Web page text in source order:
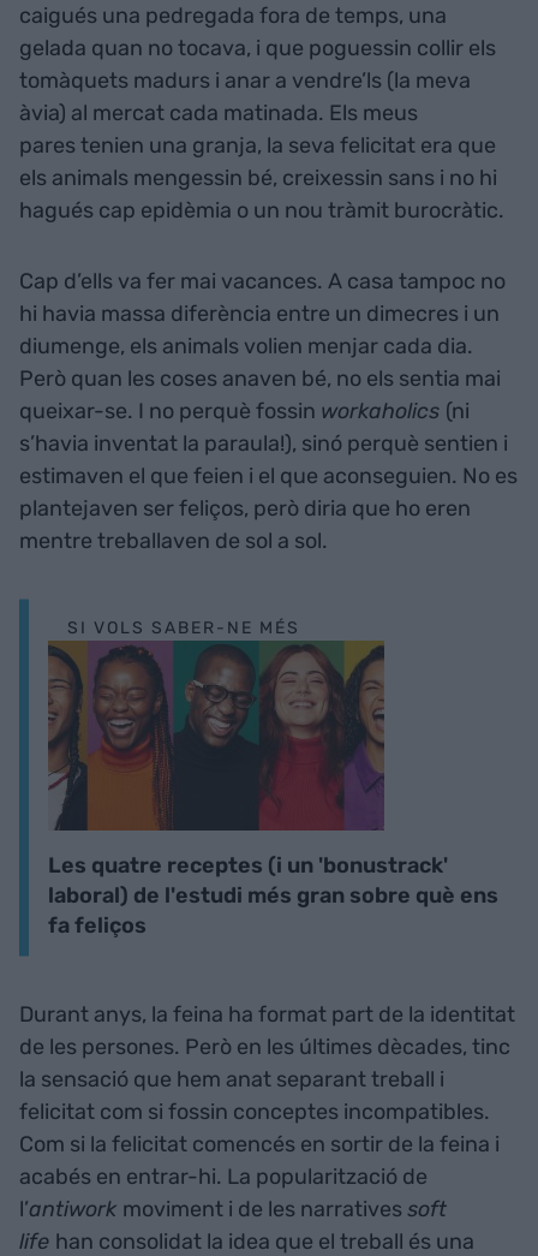
caigués una pedregada fora de temps, una
gelada quan no tocava, i que poguessin collir els
tomàquets madurs i anar a vendre’ls (la meva
àvia) al mercat cada matinada. Els meus
pares tenien una granja, la seva felicitat era que
els animals mengessin bé, creixessin sans i no hi
hagués cap epidèmia o un nou tràmit burocràtic.
Cap d’ells va fer mai vacances. A casa tampoc no
hi havia massa diferència entre un dimecres i un
diumenge, els animals volien menjar cada dia.
Però quan les coses anaven bé, no els sentia mai
queixar-se. I no perquè fossin workaholics (ni
s’havia inventat la paraula!), sinó perquè sentien i
estimaven el que feien i el que aconseguien. No es
plantejaven ser feliços, però diria que ho eren
mentre treballaven de sol a sol.
SI VOLS SABER-NE MÉS
Les quatre receptes (i un 'bonustrack'
laboral) de l'estudi més gran sobre què ens
fa feliços
Durant anys, la feina ha format part de la identitat
de les persones. Però en les últimes dècades, tinc
la sensació que hem anat separant treball i
felicitat com si fossin conceptes incompatibles.
Com si la felicitat comencés en sortir de la feina i
acabés en entrar-hi. La popularització de
l’antiwork moviment i de les narrativessoft
life han consolidat la idea que el treball és una